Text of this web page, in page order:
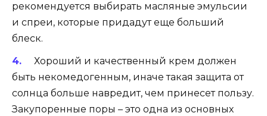
рекомендуется выбирать масляные эмульсии
и спреи, которые придадут еще больший
блеск.
Хороший и качественный крем должен
быть некомедогенным, иначе такая защита от
солнца больше навредит, чем принесет пользу.
Закупоренные поры – это одна из основных